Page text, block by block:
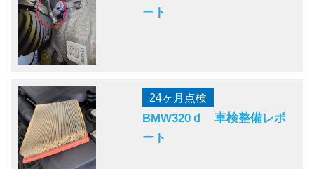
ート
24ヶ月点検
BMW320ｄ 車検整備レポ
ート